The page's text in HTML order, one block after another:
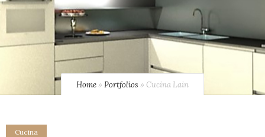
Home » Portfolios » Cucina Lain
Cucina